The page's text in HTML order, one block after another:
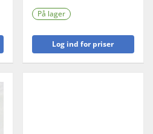
På lager
Log ind for priser